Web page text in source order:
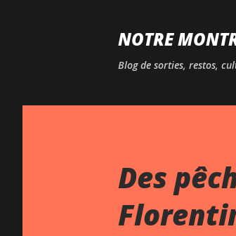
NOTRE
Blog de sorties, restos,
Des